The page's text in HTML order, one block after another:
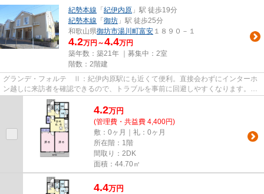
紀勢本線 「 紀伊内原 」駅 徒歩19分
紀勢本線 「 御坊 」駅 徒歩25分
和歌山県御坊市湯川町富安 １８９０－１
4.2万円～4.4万円
築年数：築21年 ｜募集中： 2室
階数：2階建
グランデ・フォルテ Ⅱ：紀伊内原駅にも近くて便利。直接会わずにインターホ
ン越しに来訪者を確認できるので、トラブルを事前に回避しやすくなります。独
立洗面台が付いているので床が...
4.2万円
(管理費・共益費 4,400円)
敷：0ヶ月｜礼：0ヶ月
所在階：1階
間取り：2DK
面積：44.70㎡
4.4万円